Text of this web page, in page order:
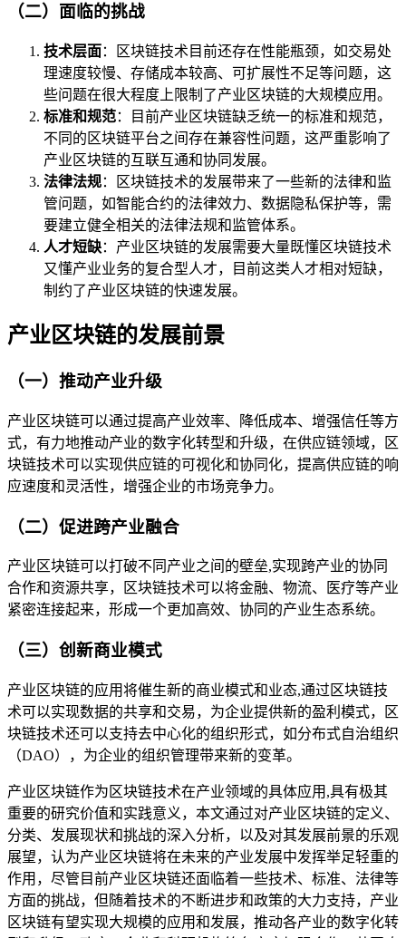
（二）面临的挑战
技术层面：区块链技术目前还存在性能瓶颈，如交易处
理速度较慢、存储成本较高、可扩展性不足等问题，这
些问题在很大程度上限制了产业区块链的大规模应用。
标准和规范：目前产业区块链缺乏统一的标准和规范，
不同的区块链平台之间存在兼容性问题，这严重影响了
产业区块链的互联互通和协同发展。
法律法规：区块链技术的发展带来了一些新的法律和监
管问题，如智能合约的法律效力、数据隐私保护等，需
要建立健全相关的法律法规和监管体系。
人才短缺：产业区块链的发展需要大量既懂区块链技术
又懂产业业务的复合型人才，目前这类人才相对短缺，
制约了产业区块链的快速发展。
产业区块链的发展前景
（一）推动产业升级
产业区块链可以通过提高产业效率、降低成本、增强信任等方
式，有力地推动产业的数字化转型和升级，在供应链领域，区
块链技术可以实现供应链的可视化和协同化，提高供应链的响
应速度和灵活性，增强企业的市场竞争力。
（二）促进跨产业融合
产业区块链可以打破不同产业之间的壁垒,实现跨产业的协同
合作和资源共享，区块链技术可以将金融、物流、医疗等产业
紧密连接起来，形成一个更加高效、协同的产业生态系统。
（三）创新商业模式
产业区块链的应用将催生新的商业模式和业态,通过区块链技
术可以实现数据的共享和交易，为企业提供新的盈利模式，区
块链技术还可以支持去中心化的组织形式，如分布式自治组织
（DAO），为企业的组织管理带来新的变革。
产业区块链作为区块链技术在产业领域的具体应用,具有极其
重要的研究价值和实践意义，本文通过对产业区块链的定义、
分类、发展现状和挑战的深入分析，以及对其发展前景的乐观
展望，认为产业区块链将在未来的产业发展中发挥举足轻重的
作用，尽管目前产业区块链还面临着一些技术、标准、法律等
方面的挑战，但随着技术的不断进步和政策的大力支持，产业
区块链有望实现大规模的应用和发展，推动各产业的数字化转